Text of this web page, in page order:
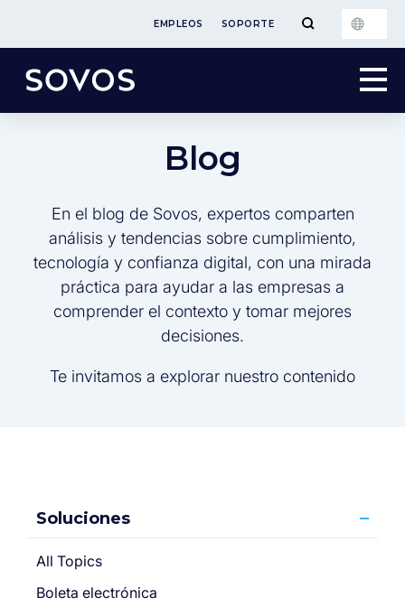
EMPLEOS SOPORTE
Blog
En el blog de Sovos, expertos comparten
análisis y tendencias sobre cumplimiento,
tecnología y confianza digital, con una mirada
práctica para ayudar a las empresas a
comprender el contexto y tomar mejores
decisiones.
Te invitamos a explorar nuestro contenido
Soluciones
All Topics
Boleta electrónica